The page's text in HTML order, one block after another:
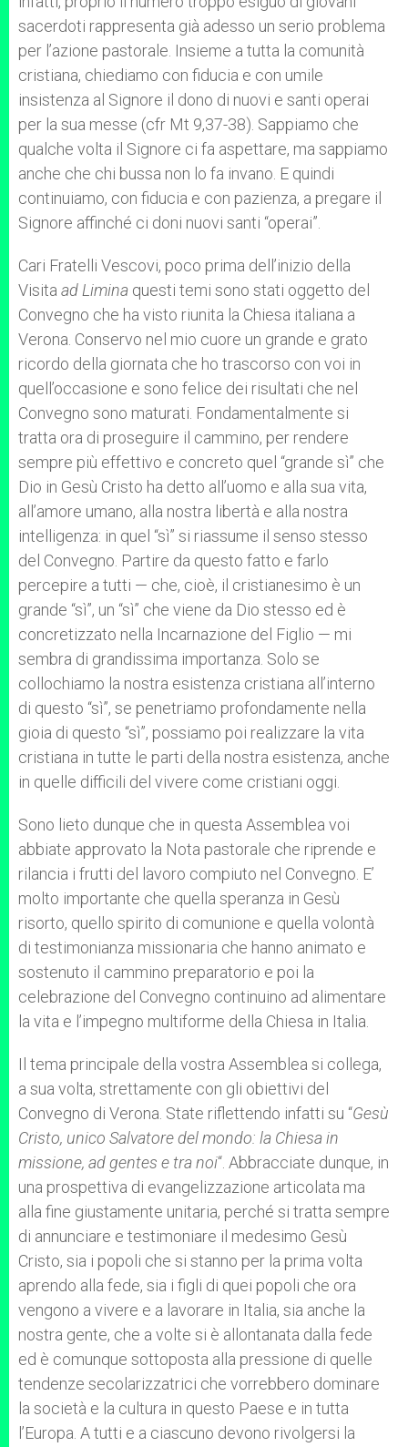
sacerdoti rappresenta già adesso un serio problema
per l’azione pastorale. Insieme a tutta la comunità
cristiana, chiediamo con fiducia e con umile
insistenza al Signore il dono di nuovi e santi operai
per la sua messe (cfr Mt 9,37-38). Sappiamo che
qualche volta il Signore ci fa aspettare, ma sappiamo
anche che chi bussa non lo fa invano. E quindi
continuiamo, con fiducia e con pazienza, a pregare il
Signore affinché ci doni nuovi santi “operai”.
Cari Fratelli Vescovi, poco prima dell’inizio della
Visita ad Limina questi temi sono stati oggetto del
Convegno che ha visto riunita la Chiesa italiana a
Verona. Conservo nel mio cuore un grande e grato
ricordo della giornata che ho trascorso con voi in
quell’occasione e sono felice dei risultati che nel
Convegno sono maturati. Fondamentalmente si
tratta ora di proseguire il cammino, per rendere
sempre più effettivo e concreto quel “grande sì” che
Dio in Gesù Cristo ha detto all’uomo e alla sua vita,
all’amore umano, alla nostra libertà e alla nostra
intelligenza: in quel “sì” si riassume il senso stesso
del Convegno. Partire da questo fatto e farlo
percepire a tutti — che, cioè, il cristianesimo è un
grande “sì”, un “sì” che viene da Dio stesso ed è
concretizzato nella Incarnazione del Figlio — mi
sembra di grandissima importanza. Solo se
collochiamo la nostra esistenza cristiana all’interno
di questo “sì”, se penetriamo profondamente nella
gioia di questo “sì”, possiamo poi realizzare la vita
cristiana in tutte le parti della nostra esistenza, anche
in quelle difficili del vivere come cristiani oggi.
Sono lieto dunque che in questa Assemblea voi
abbiate approvato la Nota pastorale che riprende e
rilancia i frutti del lavoro compiuto nel Convegno. E’
molto importante che quella speranza in Gesù
risorto, quello spirito di comunione e quella volontà
di testimonianza missionaria che hanno animato e
sostenuto il cammino preparatorio e poi la
celebrazione del Convegno continuino ad alimentare
la vita e l’impegno multiforme della Chiesa in Italia.
Il tema principale della vostra Assemblea si collega,
a sua volta, strettamente con gli obiettivi del
Convegno di Verona. State riflettendo infatti su “Gesù
Cristo, unico Salvatore del mondo: la Chiesa in
missione, ad gentes e tra noi“. Abbracciate dunque, in
una prospettiva di evangelizzazione articolata ma
alla fine giustamente unitaria, perché si tratta sempre
di annunciare e testimoniare il medesimo Gesù
Cristo, sia i popoli che si stanno per la prima volta
aprendo alla fede, sia i figli di quei popoli che ora
vengono a vivere e a lavorare in Italia, sia anche la
nostra gente, che a volte si è allontanata dalla fede
ed è comunque sottoposta alla pressione di quelle
tendenze secolarizzatrici che vorrebbero dominare
la società e la cultura in questo Paese e in tutta
l’Europa. A tutti e a ciascuno devono rivolgersi la